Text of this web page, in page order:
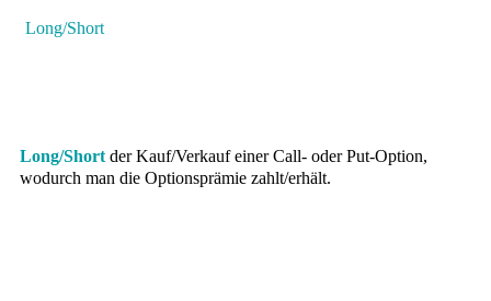
Long/Short
Long/Short der Kauf/Verkauf einer Call- oder Put-Option,
wodurch man die Optionsprämie zahlt/erhält.